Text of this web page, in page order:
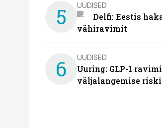
5 UUDISED
Delfi: Eestis
vähiravimit
6 UUDISED
Uuring: GLP-1
väljalangemise riski